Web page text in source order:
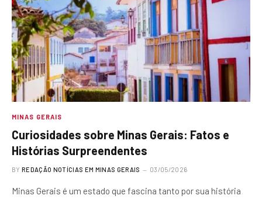
MINAS GERAIS
Curiosidades sobre Minas Gerais: Fatos e
Histórias Surpreendentes
BY REDAÇÃO NOTÍCIAS EM MINAS GERAIS 03/05/2026
Minas Gerais é um estado que fascina tanto por sua história